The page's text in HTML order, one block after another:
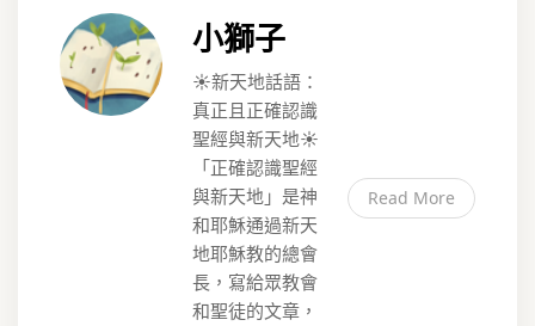
小獅子
☀️新天地話語：
真正且正確認識
聖經與新天地☀️
「正確認識聖經
與新天地」是神
和耶穌通過新天
地耶穌教的總會
長，寫給眾教會
和聖徒的文章，
Read More